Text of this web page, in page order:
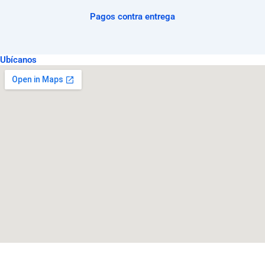
Pagos contra entrega
Ubícanos